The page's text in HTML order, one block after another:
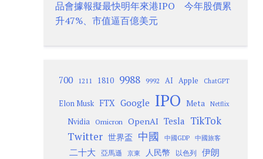
品會據報擬最快明年來港IPO 今年股價累
升47%、市值逼百億美元
700 1211 1810 9988 9992 AI Apple ChatGPT
Elon Musk FTX Google IPO Meta Netflix
Nvidia Omicron OpenAI Tesla TikTok
Twitter 世界盃 中國 中國GDP 中國旅客
二十大 亞馬遜 京東 人民幣 以色列 伊朗